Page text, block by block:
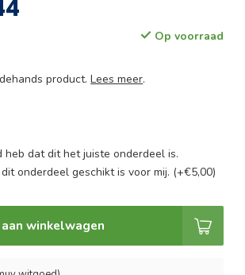
Op voorraad
product.Lees meer.
heb dat dit het juiste onderdeel is.
onderdeel geschikt is voor mij. (+€5,00)
winkelwagen